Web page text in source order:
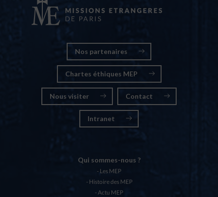
Nos partenaires
Chartes éthiques MEP
Nous visiter Contact
Intranet
Qui sommes-nous ?
Les MEP
Histoire des MEP
Actu MEP